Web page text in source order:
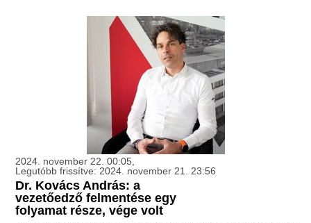
2024. november 22. 00:05,
Legutóbb frissítve: 2024. november 21. 23:56
Dr. Kovács András: a
vezetőedző felmentése egy
folyamat része, vége volt